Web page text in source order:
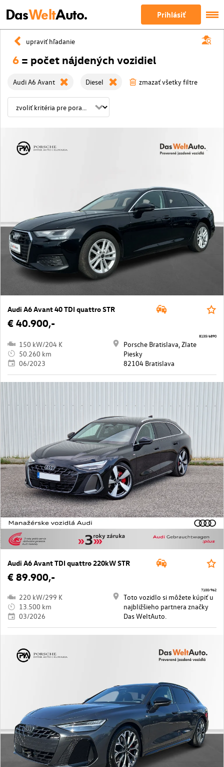
DasWeltAuto. Prihlásiť
upraviť hľadanie
6 = počet nájdených vozidiel
Audi A6 Avant Diesel zmazať všetky filtre
Audi A6 Avant 40 TDI quattro STR
€ 40.900,-
150 kW/204 K
50.260 km
06/2023
Porsche Bratislava, Zlate
Piesky
82104 Bratislava
8135/6890
Audi A6 Avant TDI quattro 220kW STR
€ 89.900,-
220 kW/299 K
13.500 km
03/2026
Toto vozidlo si môžete kúpiť u
najbližšieho partnera značky
Das WeltAuto.
7100/962